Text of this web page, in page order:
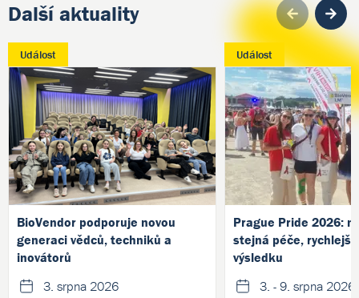
Další aktuality
Událost
BioVendor podporuje novou
generaci vědců, techniků a
inovátorů
3. srpna 2026
Událost
Prague Pride 2026:
stejná péče, rychlejší
výsledku
3. - 9. srpna 2026